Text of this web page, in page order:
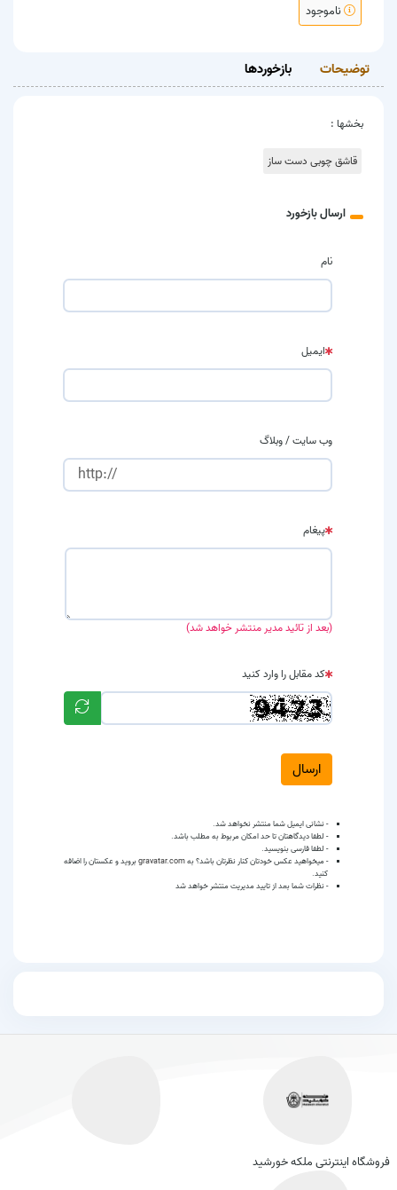
ناموجود
توضیحات بازخوردها
بخشها :
قاشق چوبی دست ساز
ارسال بازخورد
نام
ایمیل
وب سایت / وبلاگ
پیغام
(بعد از تائید مدیر منتشر خواهد شد)
کد مقابل را وارد کنید
ارسال
- نشانی ایمیل شما منتشر نخواهد شد.
- لطفا دیدگاهتان تا حد امکان مربوط به مطلب باشد.
- لطفا فارسی بنویسید.
- میخواهید عکس خودتان کنار نظرتان باشد؟ بهgravatar.comبروید و عکستان را اضافه
کنید.
- نظرات شما بعد از تایید مدیریت منتشر خواهد شد
فروشگاه اینترنتی ملکه خورشید